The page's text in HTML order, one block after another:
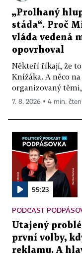
„Prolhaný
stáda“. Proč
vláda vedená
opovrhoval
Někteří říkají, že
Knížáka. A něco
organizovaný
7. 8. 2026 ▪ 4 min.
55:23
PODCAST
Utajený
první volby,
reklamu. A